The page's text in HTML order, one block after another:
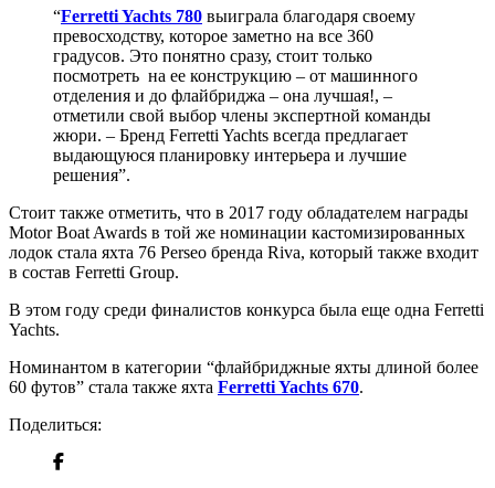
“Ferretti Yachts 780 выиграла благодаря своему
превосходству, которое заметно на все 360
градусов. Это понятно сразу, стоит только
посмотреть на ее конструкцию – от машинного
отделения и до флайбриджа – она лучшая!, –
отметили свой выбор члены экспертной команды
жюри. – Бренд Ferretti Yachts всегда предлагает
выдающуюся планировку интерьера и лучшие
решения”.
Стоит также отметить, что в 2017 году обладателем награды
Motor Boat Awards в той же номинации кастомизированных
лодок стала яхта 76 Perseo бренда Riva, который также входит
в состав Ferretti Group.
В этом году среди финалистов конкурса была еще одна Ferretti
Yachts.
Номинантом в категории “флайбриджные яхты длиной более
60 футов” стала также яхта Ferretti Yachts 670.
Поделиться: